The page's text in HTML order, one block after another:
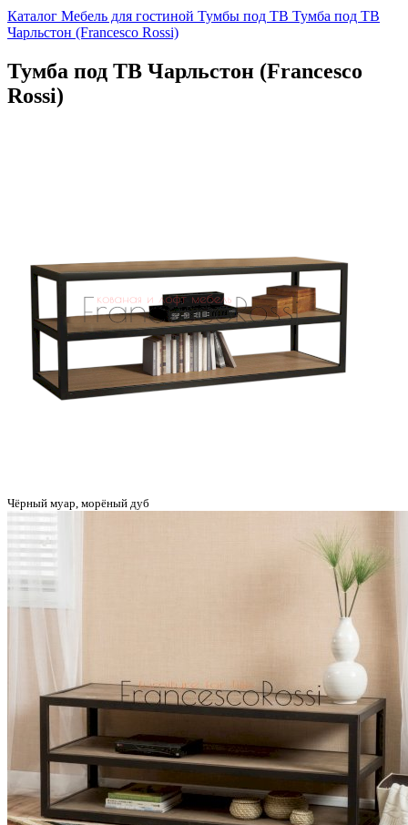
Каталог Мебель для гостиной Тумбы под ТВ Тумба под ТВ
Чарльстон (Francesco Rossi)
Тумба под ТВ Чарльстон (Francesco
Rossi)
Чёрный муар, морёный дуб